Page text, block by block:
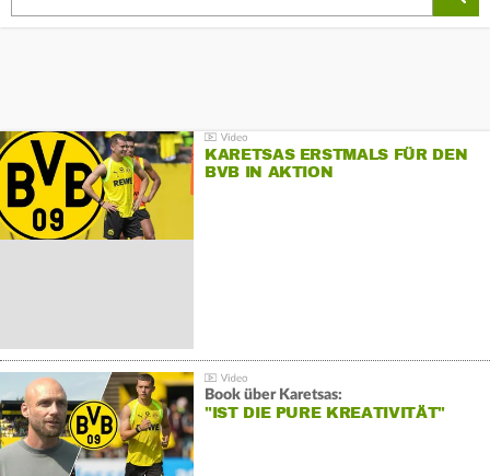
KARETSAS ERSTMALS FÜR DEN
BVB IN AKTION
Book über Karetsas:
"IST DIE PURE KREATIVITÄT"